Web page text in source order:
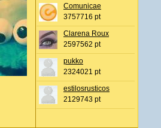
Comunicae
3757716 pt
Clarena Roux
2597562 pt
pukko
2324021 pt
estilosrusticos
2129743 pt